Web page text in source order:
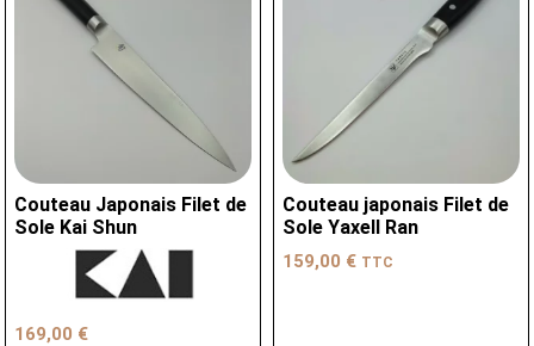
Couteau Japonais Filet de
Sole Kai Shun
169,00 €
Couteau japonais Filet de
Sole Yaxell Ran
159,00 € TTC